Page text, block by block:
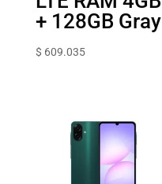
+ 128GB Gray
$ 609.035